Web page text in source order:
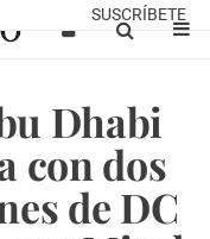
SUSCRÍBETE
Dhabi
con dos
de DC